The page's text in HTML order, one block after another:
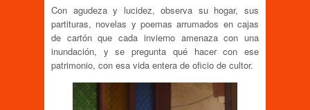
Con agudeza y lucidez, observa su hogar, sus
partituras, novelas y poemas arrumados en cajas
de cartón que cada invierno amenaza con una
inundación, y se pregunta qué hacer con ese
patrimonio, con esa vida entera de oficio de cultor.